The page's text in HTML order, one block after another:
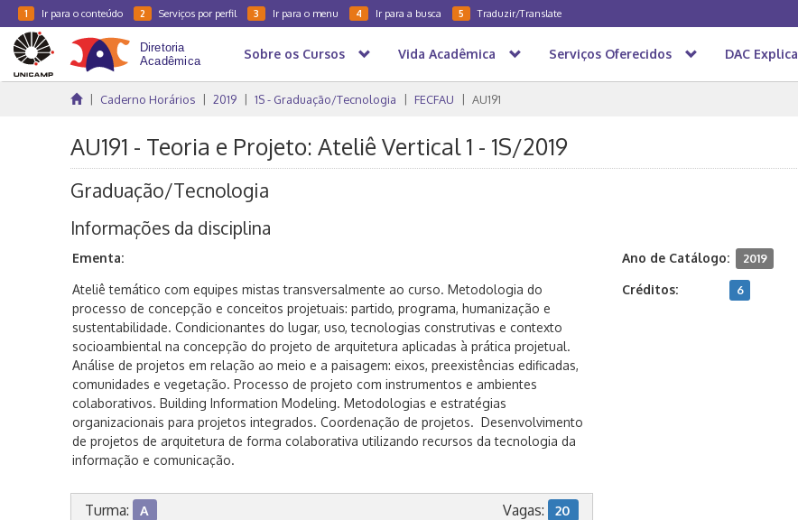
1 Ir para o conteúdo 2 Serviços por perfil 3 Ir para o menu 4 Ir para a busca 5 Traduzir/Translate
Sobre os Cursos Vida Acadêmica Serviços Oferecidos DAC Explica
Caderno Horários 2019 1S - Graduação/Tecnologia FECFAU AU191
AU191 - Teoria e Projeto: Ateliê Vertical 1 - 1S/2019
Graduação/Tecnologia
Informações da disciplina
Ementa:
Ateliê temático com equipes mistas transversalmente ao curso. Metodologia do
processo de concepção e conceitos projetuais: partido, programa, humanização e
sustentabilidade. Condicionantes do lugar, uso, tecnologias construtivas e contexto
socioambiental na concepção do projeto de arquitetura aplicadas à prática projetual.
Análise de projetos em relação ao meio e a paisagem: eixos, preexistências edificadas,
comunidades e vegetação. Processo de projeto com instrumentos e ambientes
colaborativos. Building Information Modeling. Metodologias e estratégias
organizacionais para projetos integrados. Coordenação de projetos. Desenvolvimento
de projetos de arquitetura de forma colaborativa utilizando recursos da tecnologia da
informação e comunicação.
Ano de Catálogo: 2019
Créditos: 6
Turma: A Vagas: 20